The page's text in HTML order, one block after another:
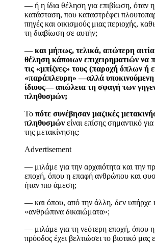
— ή η ίδια θέληση για επιβίωση, όταν
κατάσταση, που καταστρέφει
πηγές και οικισμούς μιας περιοχής,
τη διαβίωση σε αυτήν;
— και μήπως, τελικά, απώτερη αιτία
θέληση κάποιων επιχειρηματιών να
τις «μπίζνες» τους (παροχή όπλων ή
«παράπλευρη» —αλλά υποκινούμενη
ίδιους— απώλεια τη σφαγή των
πληθυσμών;
Το πότε συνέβησαν μαζικές
πληθυσμών είναι επίσης σημαντικό για
της μετακίνησης:
Advertisement
— μιλάμε για την αρχαιότητα και την
εποχή, όπου η επαφή ανθρώπου και
ήταν πιο άμεση;
— και όπου, από την άλλη, δεν υπήρχε
«ανθρώπινα δικαιώματα»;
— μιλάμε για τη νεότερη εποχή, όπου
πρόοδος έχει βελτιώσει το βιοτικό μας